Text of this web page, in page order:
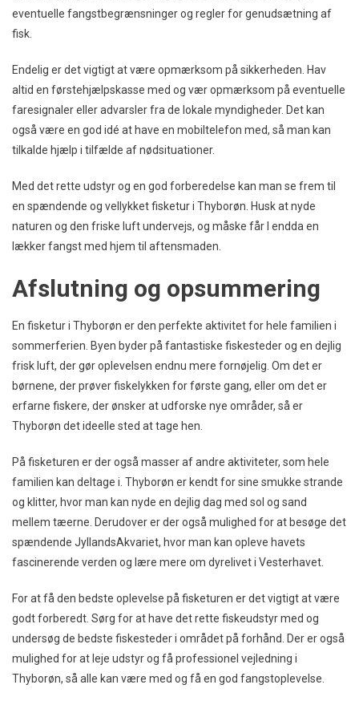
eventuelle fangstbegrænsninger og regler for genudsætning af
fisk.
Endelig er det vigtigt at være opmærksom på sikkerheden. Hav
altid en førstehjælpskasse med og vær opmærksom på eventuelle
faresignaler eller advarsler fra de lokale myndigheder. Det kan
også være en god idé at have en mobiltelefon med, så man kan
tilkalde hjælp i tilfælde af nødsituationer.
Med det rette udstyr og en god forberedelse kan man se frem til
en spændende og vellykket fisketur i Thyborøn. Husk at nyde
naturen og den friske luft undervejs, og måske får I endda en
lækker fangst med hjem til aftensmaden.
Afslutning og opsummering
En fisketur i Thyborøn er den perfekte aktivitet for hele familien i
sommerferien. Byen byder på fantastiske fiskesteder og en dejlig
frisk luft, der gør oplevelsen endnu mere fornøjelig. Om det er
børnene, der prøver fiskelykken for første gang, eller om det er
erfarne fiskere, der ønsker at udforske nye områder, så er
Thyborøn det ideelle sted at tage hen.
På fisketuren er der også masser af andre aktiviteter, som hele
familien kan deltage i. Thyborøn er kendt for sine smukke strande
og klitter, hvor man kan nyde en dejlig dag med sol og sand
mellem tæerne. Derudover er der også mulighed for at besøge det
spændende JyllandsAkvariet, hvor man kan opleve havets
fascinerende verden og lære mere om dyrelivet i Vesterhavet.
For at få den bedste oplevelse på fisketuren er det vigtigt at være
godt forberedt. Sørg for at have det rette fiskeudstyr med og
undersøg de bedste fiskesteder i området på forhånd. Der er også
mulighed for at leje udstyr og få professionel vejledning i
Thyborøn, så alle kan være med og få en god fangstoplevelse.